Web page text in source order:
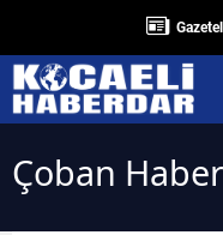
Çoban